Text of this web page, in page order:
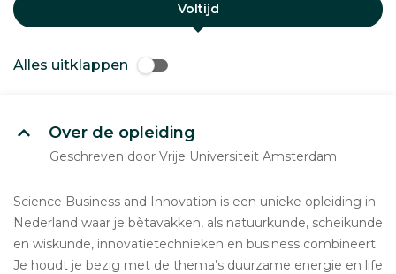
Voltijd
Alles uitklappen
Over de opleiding
Geschreven door Vrije Universiteit Amsterdam
Science Business and Innovation is een unieke opleiding in
Nederland waar je bètavakken, als natuurkunde, scheikunde
en wiskunde, innovatietechnieken en business combineert.
Je houdt je bezig met de thema’s duurzame energie en life